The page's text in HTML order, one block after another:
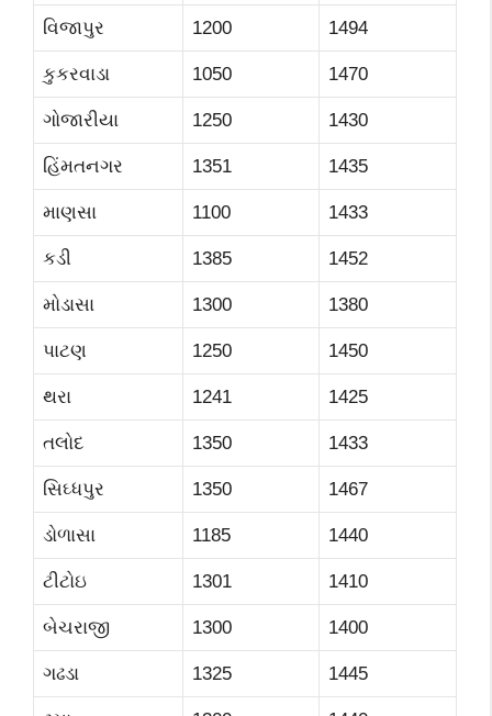
વિજાપુર 1200 1494
કુકરવાડા 1050 1470
ગોજારીયા 1250 1430
હિંમતનગર 1351 1435
માણસા 1100 1433
કડી 1385 1452
મોડાસા 1300 1380
પાટણ 1250 1450
થરા 1241 1425
તલોદ 1350 1433
સિઘ્ધપુર 1350 1467
ડોળાસા 1185 1440
ટીટોઇ 1301 1410
બેચરાજી 1300 1400
ગઢડા 1325 1445